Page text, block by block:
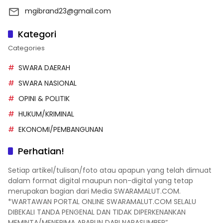
mgibrand23@gmail.com
Kategori
Categories
SWARA DAERAH
SWARA NASIONAL
OPINI & POLITIK
HUKUM/KRIMINAL
EKONOMI/PEMBANGUNAN
Perhatian!
Setiap artikel/tulisan/foto atau apapun yang telah dimuat
dalam format digital maupun non-digital yang tetap
merupakan bagian dari Media SWARAMALUT.COM.
*WARTAWAN PORTAL ONLINE SWARAMALUT.COM SELALU
DIBEKALI TANDA PENGENAL DAN TIDAK DIPERKENANKAN